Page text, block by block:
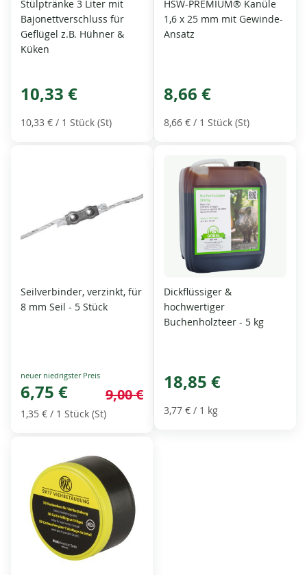
Stülptränke 3 Liter mit
Bajonettverschluss für
Geflügel z.B. Hühner &
Küken
10,33 €
10,33 € / 1 Stück (St)
HSW-PREMIUM® Kanüle
1,6 x 25 mm mit Gewinde-
Ansatz
8,66 €
8,66 € / 1 Stück (St)
Seilverbinder, verzinkt, für
8 mm Seil - 5 Stück
Special
Price
6,75 € 9,00 €
1,35 € / 1 Stück (St)
Dickflüssiger &
hochwertiger
Buchenholzteer - 5 kg
18,85 €
3,77 € / 1 kg